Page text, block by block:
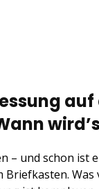
auf
– und schon ist
Briefkasten. Was